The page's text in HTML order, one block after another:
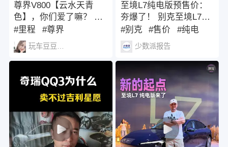
尊界V800【云水天青
色】，你们爱了嘛？ 云
卷天青色，风平万里程
尊界V800这款【云水天
青色】 你们爱上了吗？
#里程 #尊界
玩车豆豆car
至境L7纯电版预售价：
夯爆了！ 别克至境L7纯
电版昨日公布了预售
价，预售价公布之后，
整个新能源市场也被震
惊了，全新的别克至境
L7纯电版有多强呢？来
看下吧。
#别克 #售价 #纯电
少数派报告